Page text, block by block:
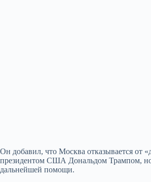
Он добавил, что Москва отказывается от
президентом США Дональдом Трампом, но
дальнейшей помощи.